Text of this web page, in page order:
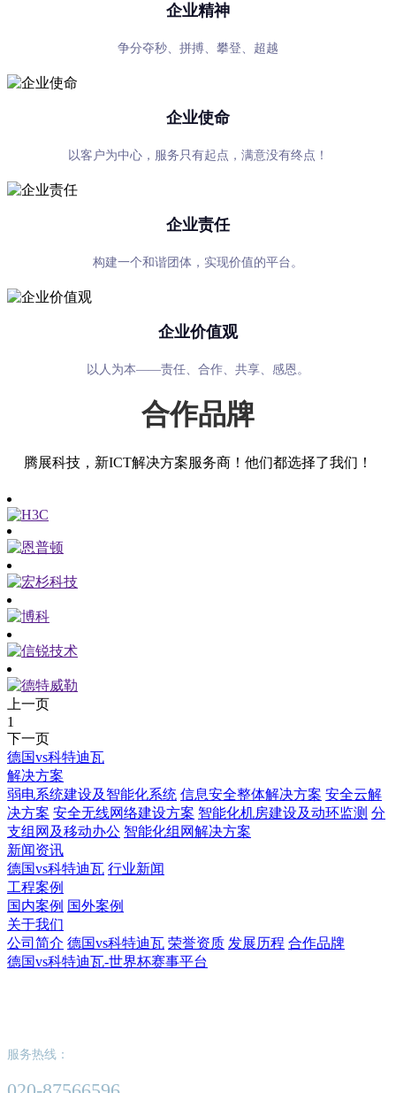
企业精神
争分夺秒、拼搏、攀登、超越
企业使命
以客户为中心，服务只有起点，满意没有终点！
企业责任
构建一个和谐团体，实现价值的平台。
企业价值观
以人为本——责任、合作、共享、感恩。
合作品牌
腾展科技，新ICT解决方案服务商！他们都选择了我们！
上一页
1
下一页
德国vs科特迪瓦
解决方案
弱电系统建设及智能化系统 信息安全整体解决方案 安全云解
决方案 安全无线网络建设方案 智能化机房建设及动环监测 分
支组网及移动办公 智能化组网解决方案
新闻资讯
德国vs科特迪瓦 行业新闻
工程案例
国内案例 国外案例
关于我们
公司简介 德国vs科特迪瓦 荣誉资质 发展历程 合作品牌
德国vs科特迪瓦-世界杯赛事平台
服务热线：